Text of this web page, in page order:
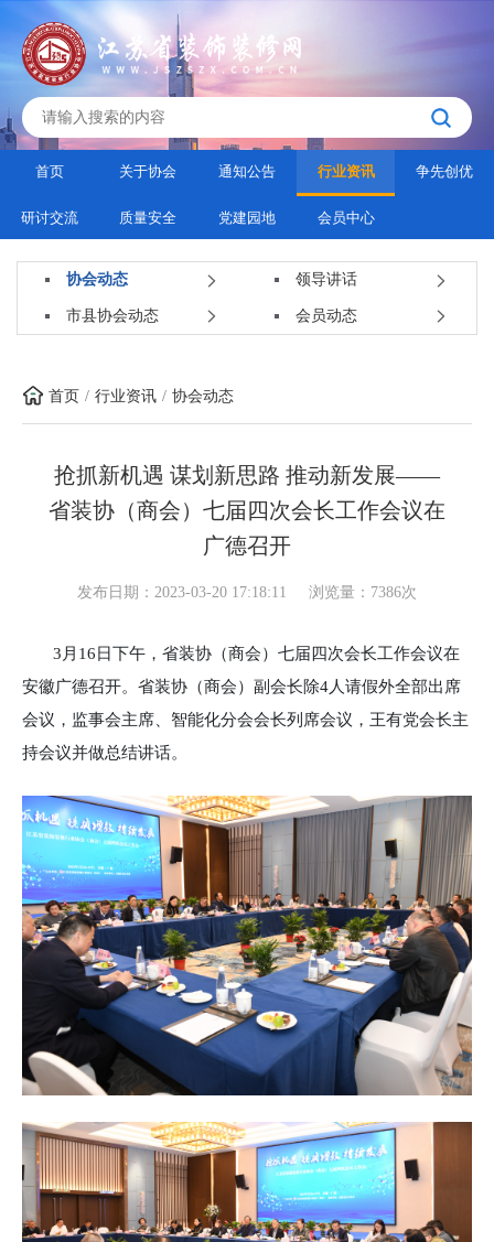
首页 关于协会 通知公告 行业资讯 争先创优
研讨交流 质量安全 党建园地 会员中心
协会动态 领导讲话
市县协会动态 会员动态
首页 行业资讯 协会动态
抢抓新机遇 谋划新思路 推动新发展——
省装协（商会）七届四次会长工作会议在
广德召开
发布日期：2023-03-20 17:18:11 浏览量：7386次
3月16日下午，省装协（商会）七届四次会长工作会议在
安徽广德召开。省装协（商会）副会长除4人请假外全部出席
会议，监事会主席、智能化分会会长列席会议，王有党会长主
持会议并做总结讲话。